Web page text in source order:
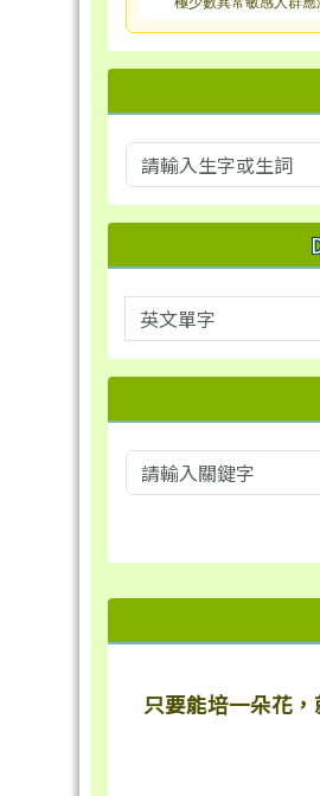
英文單字
右邊區域內容
只要能培一朵花